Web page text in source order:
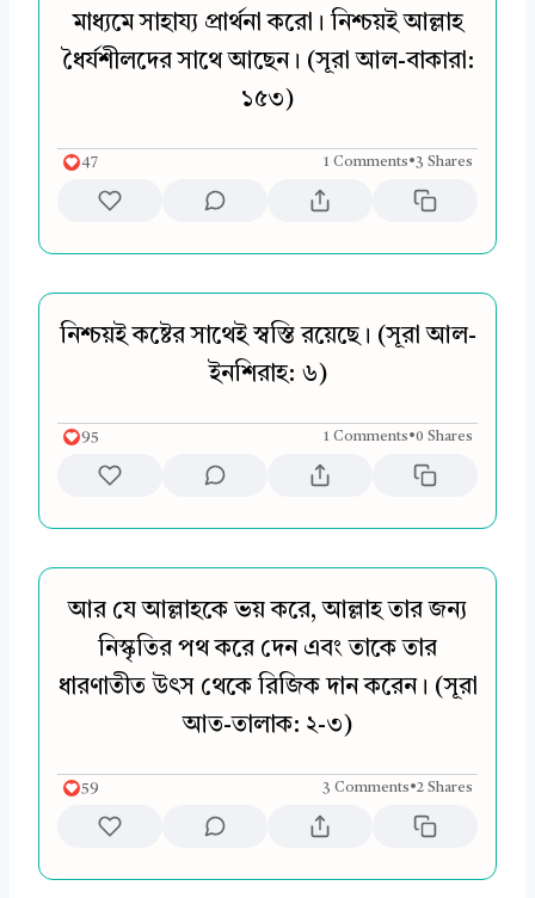
মাধ্যমে সাহায্য প্রার্থনা করো। নিশ্চয়ই আল্লাহ
ধৈর্যশীলদের সাথে আছেন। (সূরা আল-বাকারা:
১৫৩)
47 1 Comments•3 Shares
নিশ্চয়ই কষ্টের সাথেই স্বস্তি রয়েছে। (সূরা আল-
ইনশিরাহ: ৬)
95 1 Comments•0 Shares
আর যে আল্লাহকে ভয় করে, আল্লাহ তার জন্য
নিস্কৃতির পথ করে দেন এবং তাকে তার
ধারণাতীত উৎস থেকে রিজিক দান করেন। (সূরা
আত-তালাক: ২-৩)
59 3 Comments•2 Shares